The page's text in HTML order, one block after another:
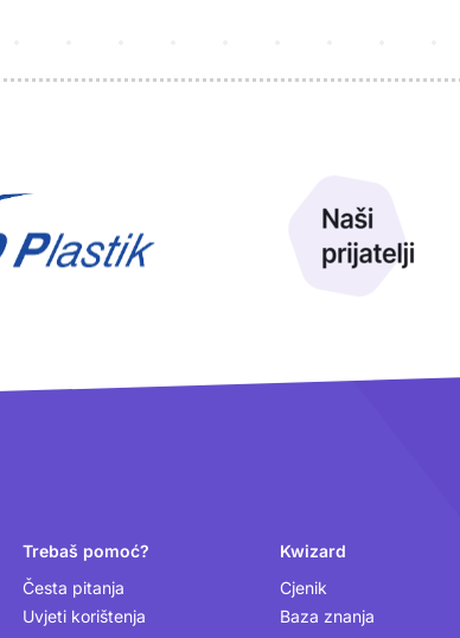
Trebaš pomoć?
Česta pitanja
Uvjeti korištenja
Kwizard
Cjenik
Baza znanja